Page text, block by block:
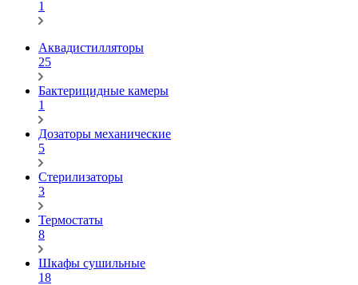
1
Аквадистилляторы
25
Бактерицидные камеры
1
Дозаторы механические
5
Стерилизаторы
3
Термостаты
8
Шкафы сушильные
18